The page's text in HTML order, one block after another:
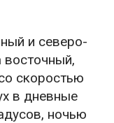
и северо-
восточный,
скоростью
в дневные
ночью